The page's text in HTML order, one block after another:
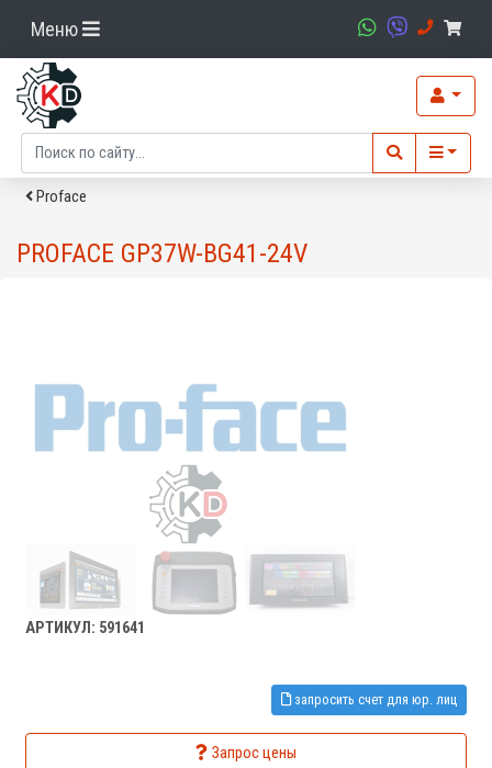
Меню
Proface
PROFACE GP37W-BG41-24V
АРТИКУЛ: 591641
запросить счет для юр. лиц
Запрос цены